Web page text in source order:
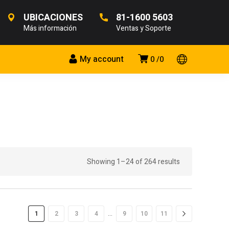
UBICACIONES
Más información
81-1600 5603
Ventas y Soporte
0 0
My account
Showing 1–24 of 264 results
1 2 3 4 … 9 10 11